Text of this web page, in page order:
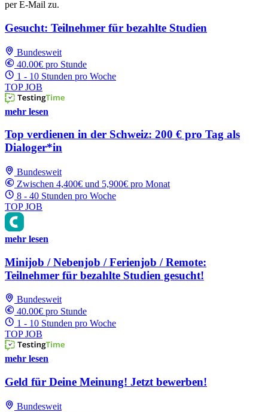
per E-Mail zu.
Gesucht: Teilnehmer für bezahlte Studien
Bundesweit
40.00€ pro Stunde
1 - 10 Stunden pro Woche
TOP JOB
mehr lesen
Top verdienen in der Schweiz: 200 € pro Tag als
Dialoger*in
Bundesweit
Zwischen 4,400€ und 5,900€ pro Monat
8 - 40 Stunden pro Woche
TOP JOB
mehr lesen
Minijob / Nebenjob / Ferienjob / Remote:
Teilnehmer für bezahlte Studien gesucht!
Bundesweit
40.00€ pro Stunde
1 - 10 Stunden pro Woche
TOP JOB
mehr lesen
Geld für Deine Meinung! Jetzt bewerben!
Bundesweit